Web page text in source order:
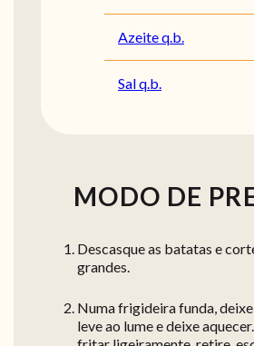
Azeite q.b.
Sal q.b.
MODO DE
Descasque as batatas e
grandes.
Numa frigideira funda,
leve ao lume e deixe